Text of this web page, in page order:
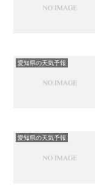
愛知県の天気予報
愛知県の天気予報